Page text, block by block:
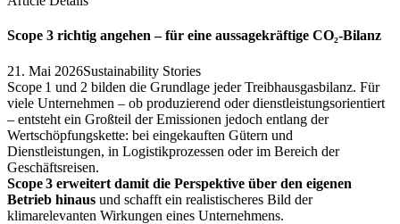
Scope 3 richtig angehen – für eine aussagekräftige CO₂‑Bilanz
21. Mai 2026Sustainability Stories
Scope 1 und 2 bilden die Grundlage jeder Treibhausgasbilanz. Für
viele Unternehmen – ob produzierend oder dienstleistungsorientiert
– entsteht ein Großteil der Emissionen jedoch entlang der
Wertschöpfungskette: bei eingekauften Gütern und
Dienstleistungen, in Logistikprozessen oder im Bereich der
Geschäftsreisen.
Scope 3 erweitert damit die Perspektive über den eigenen
Betrieb hinaus und schafft ein realistischeres Bild der
klimarelevanten Wirkungen eines Unternehmens.